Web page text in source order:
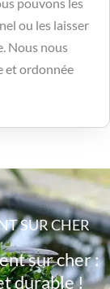
ou les laisser
Nous nous
et ordonnée
SUR CHER
sur cher :
durable !